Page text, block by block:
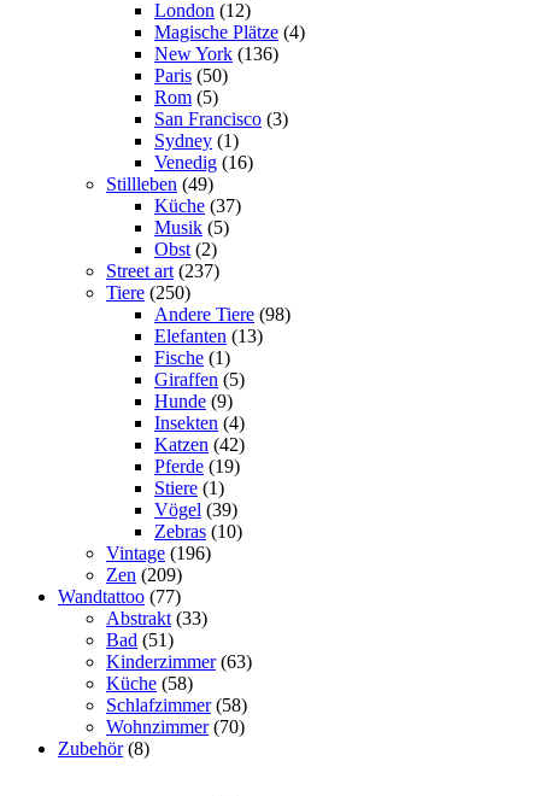
London (12)
Magische Plätze (4)
New York (136)
Paris (50)
Rom (5)
San Francisco (3)
Sydney (1)
Venedig (16)
Stillleben (49)
Küche (37)
Musik (5)
Obst (2)
Street art (237)
Tiere (250)
Andere Tiere (98)
Elefanten (13)
Fische (1)
Giraffen (5)
Hunde (9)
Insekten (4)
Katzen (42)
Pferde (19)
Stiere (1)
Vögel (39)
Zebras (10)
Vintage (196)
Zen (209)
Wandtattoo (77)
Abstrakt (33)
Bad (51)
Kinderzimmer (63)
Küche (58)
Schlafzimmer (58)
Wohnzimmer (70)
Zubehör (8)